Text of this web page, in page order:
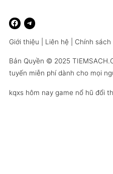
Giới thiệu Liên hệ Chính
Bản Quyền © 2025
tuyến miễn phí dành cho mọi
kqxs hôm nay game nổ hũ đổi